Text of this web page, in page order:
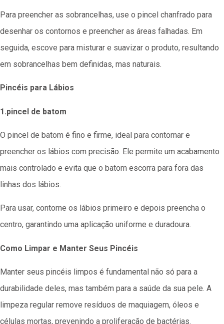
Para preencher as sobrancelhas, use o pincel chanfrado para
desenhar os contornos e preencher as áreas falhadas. Em
seguida, escove para misturar e suavizar o produto, resultando
em sobrancelhas bem definidas, mas naturais.
Pincéis para Lábios
1.pincel de batom
O pincel de batom é fino e firme, ideal para contornar e
preencher os lábios com precisão. Ele permite um acabamento
mais controlado e evita que o batom escorra para fora das
linhas dos lábios.
Para usar, contorne os lábios primeiro e depois preencha o
centro, garantindo uma aplicação uniforme e duradoura.
Como Limpar e Manter Seus Pincéis
Manter seus pincéis limpos é fundamental não só para a
durabilidade deles, mas também para a saúde da sua pele. A
limpeza regular remove resíduos de maquiagem, óleos e
células mortas, prevenindo a proliferação de bactérias.